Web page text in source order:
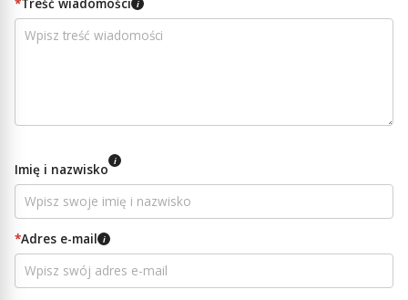
*Treść wiadomości i
Imię i nazwisko i
*Adres e-mail i